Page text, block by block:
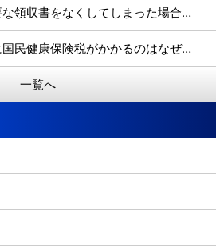
医療費助成の申請に必要な領収書をなくしてしまった場合、どうすればよいですか？
無収入の申告をしたのに国民健康保険税がかかるのはなぜですか？
一覧へ